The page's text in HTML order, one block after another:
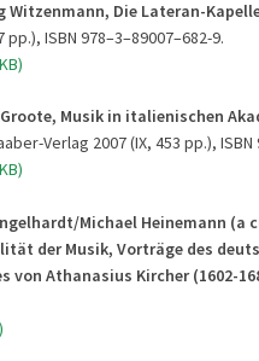
Witzenmann, Die Lateran-
pp.), ISBN 978–3–89007–682-9.
Groote, Musik in italienischen
Verlag 2007 (IX, 453 pp.), ISBN
Michael Heinemann (a
der Musik, Vorträge des
von Athanasius Kircher (1602-